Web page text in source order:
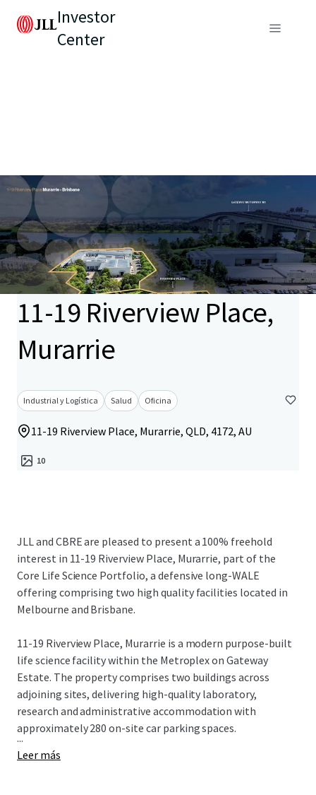
Investor
Center
11-19 Riverview Place,
Murarrie
Industrial y Logística Salud Oficina
11-19 Riverview Place, Murarrie, QLD, 4172, AU
10
JLL and CBRE are pleased to present a 100% freehold
interest in 11-19 Riverview Place, Murarrie, part of the
Core Life Science Portfolio, a defensive long-WALE
offering comprising two high quality facilities located in
Melbourne and Brisbane.
11-19 Riverview Place, Murarrie is a modern purpose-built
life science facility within the Metroplex on Gateway
Estate. The property comprises two buildings across
adjoining sites, delivering high-quality laboratory,
research and administrative accommodation with
approximately 280 on-site car parking spaces.
...
Leer más